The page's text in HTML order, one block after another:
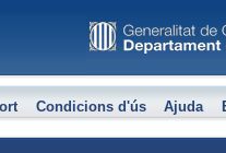
Condicions d'ús Ajuda